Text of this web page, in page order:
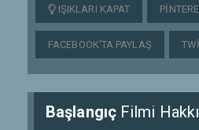
IŞIKLARI KAPAT
FACEBOOK'TA PAYLAŞ
BaşlangıçFilmi